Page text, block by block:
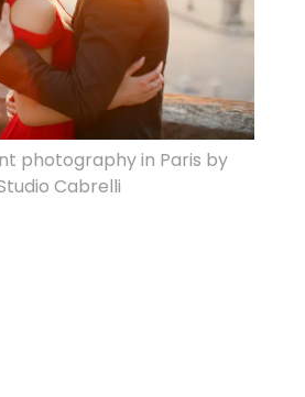
photography in Paris by
Cabrelli